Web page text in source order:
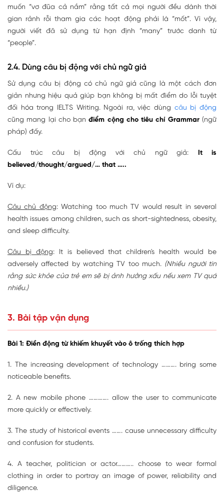
muốn “vơ đũa cả nắm” rằng tất cả mọi người đều dành thời
gian rảnh rỗi tham gia các hoạt động phải là “mốt”. Vì vậy,
người viết đã sử dụng từ hạn định “many” trước danh từ
“people”.
2.4. Dùng câu bị động với chủ ngữ giả
Sử dụng câu bị động có chủ ngữ giả cũng là một cách đơn
giản nhưng hiệu quả giúp bạn không bị mất điểm do lỗi tuyệt
đối hóa trong IELTS Writing. Ngoài ra, việc dùng câu bị động
cũng mang lại cho bạnđiểm cộng cho tiêu chí Grammar(ngữ
pháp) đấy.
Cấu trúc câu bị động với chủ ngữ giả: It is
believed/thought/argued/… that …..
Ví dụ:
Câu chủ động: Watching too much TV would result in several
health issues among children, such as short-sightedness, obesity,
and sleep difficulty.
Câu bị động: It is believed that children's health would be
adversely affected by watching TV too much. (Nhiều người tin
rằng sức khỏe của trẻ em sẽ bị ảnh hưởng xấu nếu xem TV quá
nhiều.)
3. Bài tập vận dụng
Bài 1: Điền động từ khiếm khuyết vào ô trống thích hợp
1. The increasing development of technology ………. bring some
noticeable benefits.
2. A new mobile phone …………. allow the user to communicate
more quickly or effectively.
3. The study of historical events ……. cause unnecessary difficulty
and confusion for students.
4. A teacher, politician or actor……….. choose to wear formal
clothing in order to portray an image of power, reliability and
diligence.